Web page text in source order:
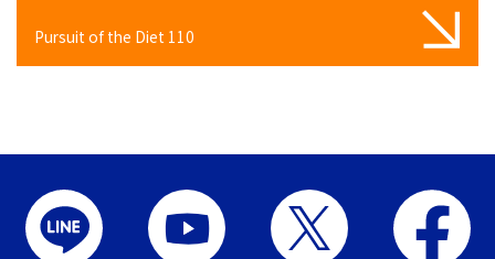
Pursuit of the Diet 110